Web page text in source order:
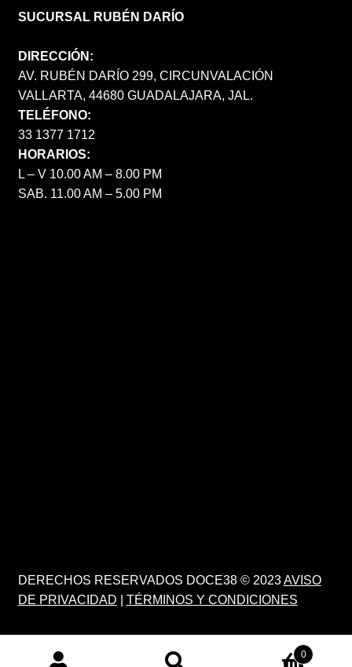
SUCURSAL RUBÉN DARÍO
DIRECCIÓN:
AV. RUBÉN DARÍO 299, CIRCUNVALACIÓN
VALLARTA, 44680 GUADALAJARA, JAL.
TELÉFONO:
33 1377 1712
HORARIOS:
L – V 10.00 AM – 8.00 PM
SAB. 11.00 AM – 5.00 PM
DERECHOS RESERVADOS DOCE38 © 2023AVISO
DE PRIVACIDAD
TÉRMINOS Y CONDICIONES
0